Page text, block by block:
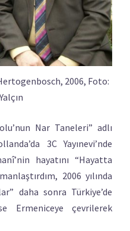
2006, Foto:
Nar Taneleri” adlı
3C Yayınevi’nde
hayatını “Hayatta
2006 yılında
daha sonra Türkiye’de
Ermeniceye çevrilerek